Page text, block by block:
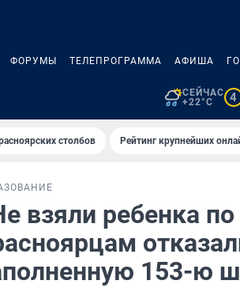
ФОРУМЫ ТЕЛЕПРОГРАММА АФИША
СЕЙЧАС
+22°C
4
столбов Рейтинг крупнейших
взяли ребенка
153-ю